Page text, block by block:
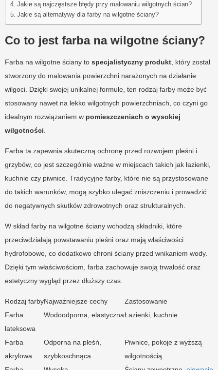
Jakie są najczęstsze błędy przy malowaniu wilgotnych ścian?
Jakie są alternatywy dla farby na wilgotne ściany?
Co to jest farba na wilgotne ściany?
Farba na wilgotne ściany to specjalistyczny produkt , który został
stworzony do malowania powierzchni narażonych na działanie
wilgoci. Dzięki swojej unikalnej formule, ten rodzaj farby może być
stosowany nawet na lekko wilgotnych powierzchniach, co czyni go
idealnym rozwiązaniem w pomieszczeniach o wysokiej
wilgotności
Farba ta zapewnia skuteczną ochronę przed rozwojem pleśni i
grzybów, co jest szczególnie ważne w miejscach takich jak łazienki,
kuchnie czy piwnice. Tradycyjne farby, które nie są przystosowane
do takich warunków, mogą szybko ulegać zniszczeniu i prowadzić
do negatywnych skutków zdrowotnych oraz strukturalnych.
W skład farby na wilgotne ściany wchodzą składniki, które
przeciwdziałają powstawaniu pleśni oraz mają właściwości
hydrofobowe, co dodatkowo chroni ściany przed wnikaniem wody.
Dzięki tym właściwościom, farba zachowuje swoją trwałość oraz
estetyczny wygląd przez dłuższy czas.
Rodzaj farbyNajważniejsze cechy
Zastosowanie
Farba
lateksowa
Wodoodporna, elastycznaŁazienki, kuchnie
Farba
akrylowa
Odporna na pleśń,
szybkoschnąca
Piwnice, pokoje z wyższą
wilgotnością